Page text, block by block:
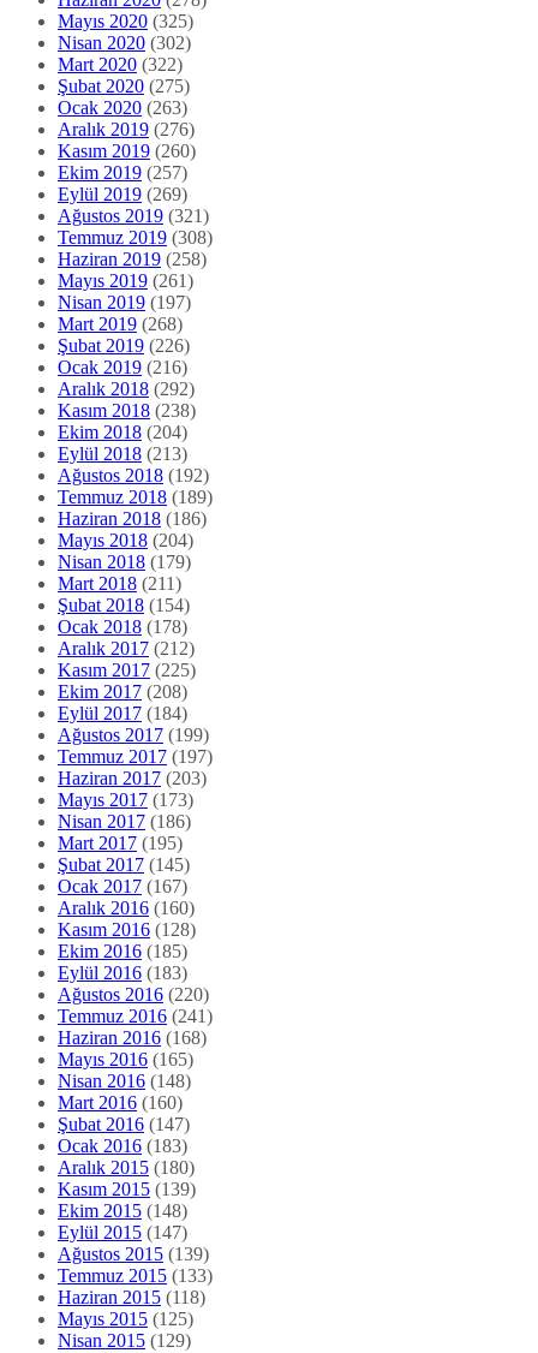
Mayıs 2020 (325)
Nisan 2020 (302)
Mart 2020 (322)
Şubat 2020 (275)
Ocak 2020 (263)
Aralık 2019 (276)
Kasım 2019 (260)
Ekim 2019 (257)
Eylül 2019 (269)
Ağustos 2019 (321)
Temmuz 2019 (308)
Haziran 2019 (258)
Mayıs 2019 (261)
Nisan 2019 (197)
Mart 2019 (268)
Şubat 2019 (226)
Ocak 2019 (216)
Aralık 2018 (292)
Kasım 2018 (238)
Ekim 2018 (204)
Eylül 2018 (213)
Ağustos 2018 (192)
Temmuz 2018 (189)
Haziran 2018 (186)
Mayıs 2018 (204)
Nisan 2018 (179)
Mart 2018 (211)
Şubat 2018 (154)
Ocak 2018 (178)
Aralık 2017 (212)
Kasım 2017 (225)
Ekim 2017 (208)
Eylül 2017 (184)
Ağustos 2017 (199)
Temmuz 2017 (197)
Haziran 2017 (203)
Mayıs 2017 (173)
Nisan 2017 (186)
Mart 2017 (195)
Şubat 2017 (145)
Ocak 2017 (167)
Aralık 2016 (160)
Kasım 2016 (128)
Ekim 2016 (185)
Eylül 2016 (183)
Ağustos 2016 (220)
Temmuz 2016 (241)
Haziran 2016 (168)
Mayıs 2016 (165)
Nisan 2016 (148)
Mart 2016 (160)
Şubat 2016 (147)
Ocak 2016 (183)
Aralık 2015 (180)
Kasım 2015 (139)
Ekim 2015 (148)
Eylül 2015 (147)
Ağustos 2015 (139)
Temmuz 2015 (133)
Haziran 2015 (118)
Mayıs 2015 (125)
Nisan 2015 (129)